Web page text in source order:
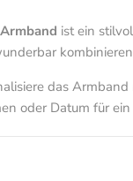
ist ein
das Armband
oder Datum für